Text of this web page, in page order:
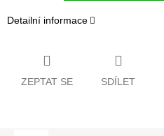
Detailní informace
ZEPTAT SE SDÍLET